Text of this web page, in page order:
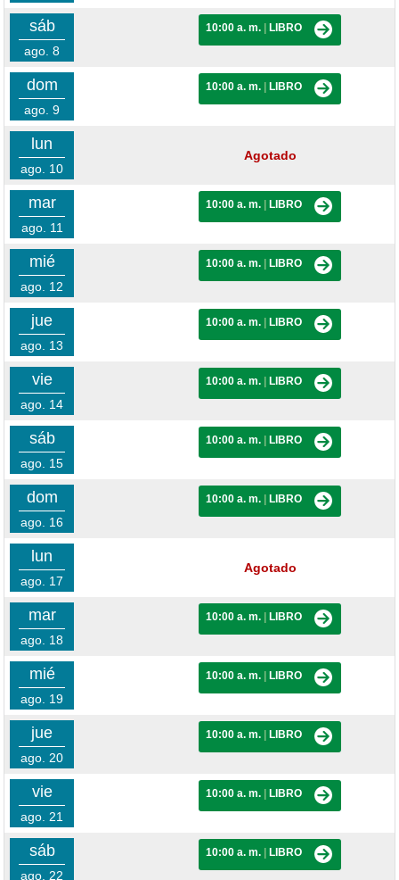
sáb
ago. 8
10:00 a. m. LIBRO
dom
ago. 9
10:00 a. m. LIBRO
lun
ago. 10
Agotado
mar
ago. 11
10:00 a. m. LIBRO
mié
ago. 12
10:00 a. m. LIBRO
jue
ago. 13
10:00 a. m. LIBRO
vie
ago. 14
10:00 a. m. LIBRO
sáb
ago. 15
10:00 a. m. LIBRO
dom
ago. 16
10:00 a. m. LIBRO
lun
ago. 17
Agotado
mar
ago. 18
10:00 a. m. LIBRO
mié
ago. 19
10:00 a. m. LIBRO
jue
ago. 20
10:00 a. m. LIBRO
vie
ago. 21
10:00 a. m. LIBRO
sáb
ago. 22
10:00 a. m. LIBRO